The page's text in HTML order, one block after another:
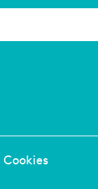
Cookies